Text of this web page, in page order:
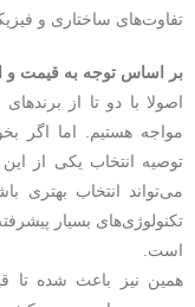
تفاوت‌های ساختاری و
بر اساس توجه به قیمت و
اصولا با دو تا از
مواجه هستیم. اما اگر
توصیه انتخاب یکی از
می‌تواند انتخاب بهتری
تکنولوژی‌های بسیار
است.
همین نیز باعث شده تا